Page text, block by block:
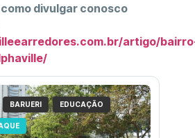
divulgar conosco
artigo/
BARUERI EDUCAÇÃO